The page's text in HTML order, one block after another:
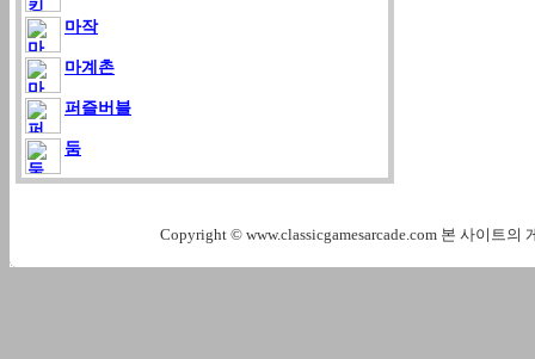
마작
마계촌
퍼즐버블
둠
Copyright © www.classicgamesarcade.com 본 사이트